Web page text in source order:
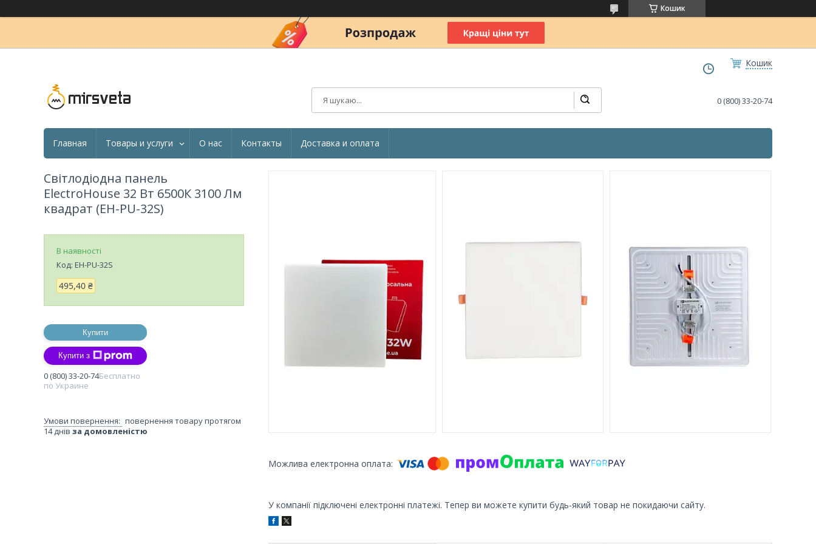
Кошик
Кошик
0 (800) 33-20-74
Главная Товары и услуги О нас Контакты Доставка и оплата
У компанії підключені електронні платежі. Тепер ви можете купити будь-який товар не покидаючи сайту.
Світлодіодна панель
ElectroHouse 32 Вт 6500К 3100 Лм
квадрат (EH-PU-32S)
В наявності
Код: EH-PU-32S
495,40 ₴
Купити
Купити з
0 (800) 33-20-74Бесплатно
по Украине
повернення товару протягом
14 днів за домовленістю